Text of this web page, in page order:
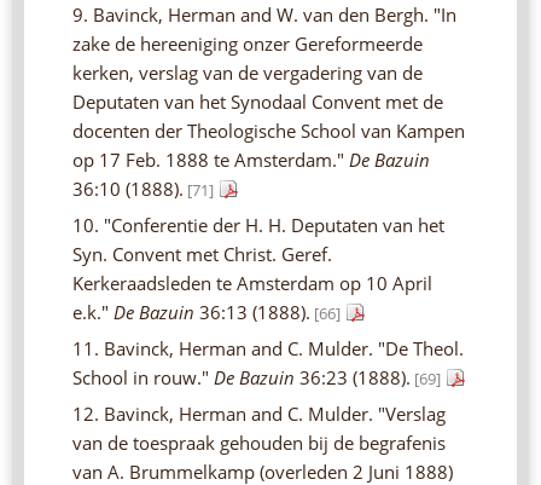
9. Bavinck, Herman and W. van den Bergh. "In
zake de hereeniging onzer Gereformeerde
kerken, verslag van de vergadering van de
Deputaten van het Synodaal Convent met de
docenten der Theologische School van Kampen
op 17 Feb. 1888 te Amsterdam." De Bazuin
36:10 (1888). [71]
10. "Conferentie der H. H. Deputaten van het
Syn. Convent met Christ. Geref.
Kerkeraadsleden te Amsterdam op 10 April
e.k." De Bazuin 36:13 (1888). [66]
11. Bavinck, Herman and C. Mulder. "De Theol.
School in rouw." De Bazuin 36:23 (1888). [69]
12. Bavinck, Herman and C. Mulder. "Verslag
van de toespraak gehouden bij de begrafenis
van A. Brummelkamp (overleden 2 Juni 1888)